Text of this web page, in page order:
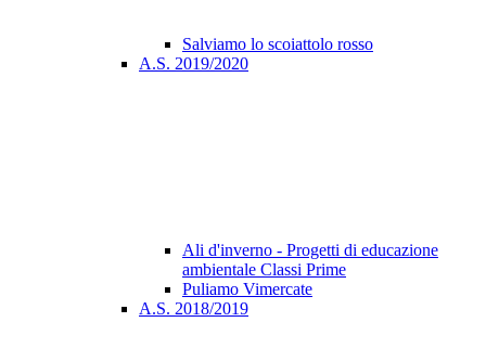
Salviamo lo scoiattolo rosso
A.S. 2019/2020
Ali d'inverno - Progetti di educazione
ambientale Classi Prime
Puliamo Vimercate
A.S. 2018/2019